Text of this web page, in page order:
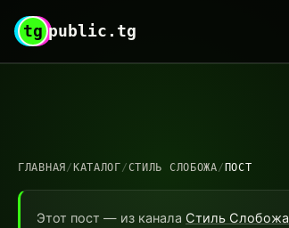
tg public.tg
ГЛАВНАЯ / КАТАЛОГ/СТИЛЬ СЛОБОЖА/ ПОСТ
Этот пост — из канала Стиль Слобожа